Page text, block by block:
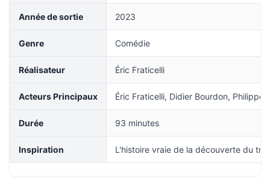
Année de sortie 2023
Genre Comédie
Réalisateur Éric Fraticelli
Acteurs Principaux Éric Fraticelli, Didier Bourdon, Philippe
Durée 93 minutes
Inspiration L'histoire vraie de la découverte du